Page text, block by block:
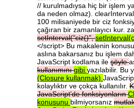
// kurulmadıysa hiç bir işlem
da neden olmaz).
100 milisaniyede bir ciz
çağıran bir zamanlayıcı kur.
setInterval("ciz()",
</script> Bu makalenin
aslına bakarsanız bu işlem
JavaScript kodlama ile şöyle
kullanımınıgibi yazılabilir. Bu
(Closure kullanmak)
kolaylıktır ve çokça kullanılır.
JavaScript'defonksiyonların
konusunu bilmiyorsanız